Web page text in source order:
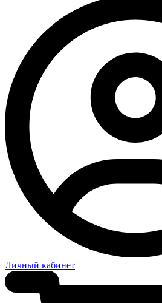
Личный кабинет